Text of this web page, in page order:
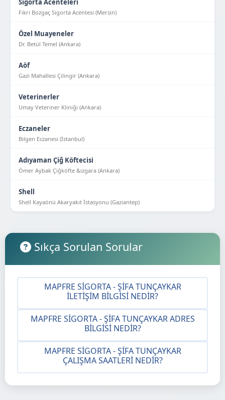
Sigorta Acenteleri
Fikri Bozgaç Sigorta Acentesi (Mersin)
Özel Muayeneler
Dr. Betül Temel (Ankara)
Aöf
Gazi Mahallesi Çilingir (Ankara)
Veterinerler
Umay Veteriner Kliniği (Ankara)
Eczaneler
Bilgen Eczanesi (İstanbul)
Adıyaman Çiğ Köftecisi
Ömer Aybak Çiğköfte &ızgara (Ankara)
Shell
Shell Kayaönü Akaryakıt İstasyonu (Gaziantep)
Sıkça Sorulan Sorular
MAPFRE SIGORTA - ŞIFA TUNÇAYKAR
İLETIŞIM BILGISI NEDIR?
MAPFRE SIGORTA - ŞIFA TUNÇAYKAR ADRES
BILGISI NEDIR?
MAPFRE SIGORTA - ŞIFA TUNÇAYKAR
ÇALIŞMA SAATLERI NEDIR?